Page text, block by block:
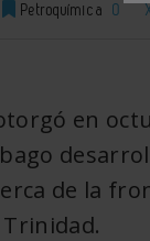
Petroquímica 0
en
de la